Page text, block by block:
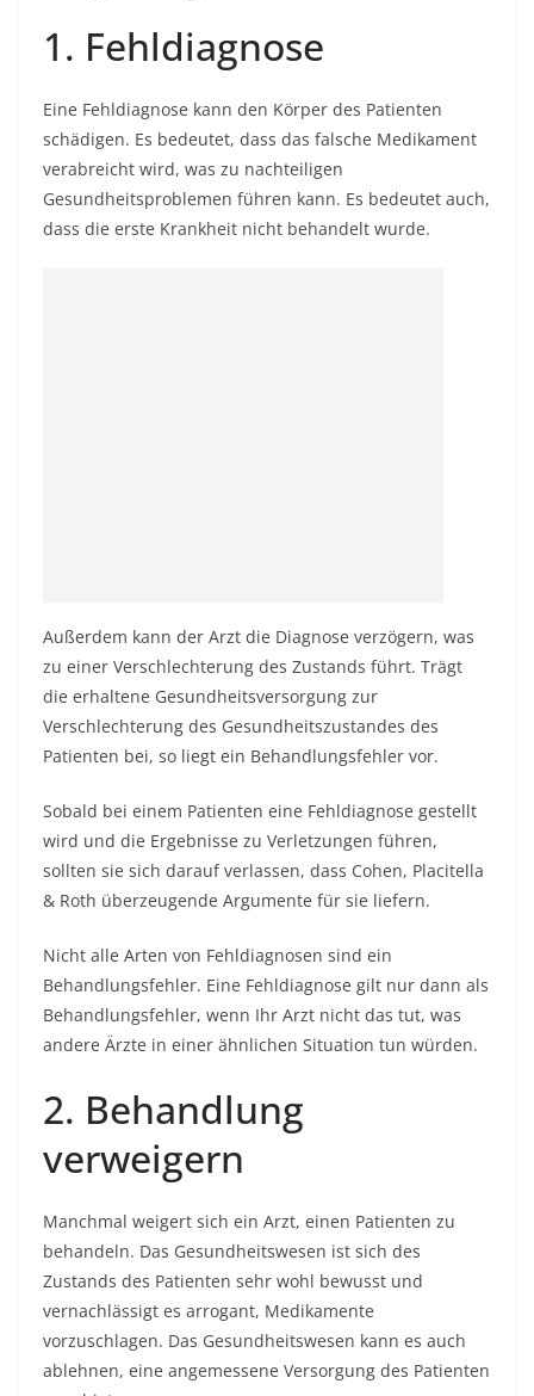
1. Fehldiagnose
Eine Fehldiagnose kann den Körper des Patienten
schädigen. Es bedeutet, dass das falsche Medikament
verabreicht wird, was zu nachteiligen
Gesundheitsproblemen führen kann. Es bedeutet auch,
dass die erste Krankheit nicht behandelt wurde.
Außerdem kann der Arzt die Diagnose verzögern, was
zu einer Verschlechterung des Zustands führt. Trägt
die erhaltene Gesundheitsversorgung zur
Verschlechterung des Gesundheitszustandes des
Patienten bei, so liegt ein Behandlungsfehler vor.
Sobald bei einem Patienten eine Fehldiagnose gestellt
wird und die Ergebnisse zu Verletzungen führen,
sollten sie sich darauf verlassen, dass Cohen, Placitella
& Roth überzeugende Argumente für sie liefern.
Nicht alle Arten von Fehldiagnosen sind ein
Behandlungsfehler. Eine Fehldiagnose gilt nur dann als
Behandlungsfehler, wenn Ihr Arzt nicht das tut, was
andere Ärzte in einer ähnlichen Situation tun würden.
2. Behandlung
verweigern
Manchmal weigert sich ein Arzt, einen Patienten zu
behandeln. Das Gesundheitswesen ist sich des
Zustands des Patienten sehr wohl bewusst und
vernachlässigt es arrogant, Medikamente
vorzuschlagen. Das Gesundheitswesen kann es auch
ablehnen, eine angemessene Versorgung des Patienten